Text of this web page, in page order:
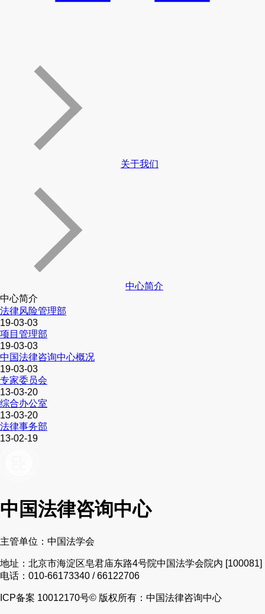
关于我们
中心简介
中心简介
法律风险管理部
19-03-03
项目管理部
19-03-03
中国法律咨询中心概况
19-03-03
专家委员会
13-03-20
综合办公室
13-03-20
法律事务部
13-02-19
中国法律咨询中心
主管单位：中国法学会
地址：北京市海淀区皂君庙东路4号院中国法学会院内 [100081]
电话：010-66173340 / 66122706
ICP备案 10012170号© 版权所有：中国法律咨询中心